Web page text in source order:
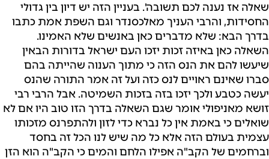
שאלה אז נענה לכם תשובה'. בעניין הזה יש דיון בין גדולי
החסידות, והרבי העניך מאלכסנדר וגם השפת אמת כתבו
בדרך הבא: שלא מדברים כאן באנשים שלא האמינו.
השאלה כאן באיזה זכות יזכו העם ישראל בדורות הבאין
שיעשו להם את הנס הזה כי מתוך הענוה שהייתה בהם
סברו שאינם ראויים לנס כזה ועל זה אמר התורה שהנס
יעשה כטבע ולכך יזכו בזה בזכות השמיטה. אבל הרבי רבי
זושא מאניפולי אומר שגם השאלה בדרך הזו טוב היו אם לא
שואלים כי באמת אין כל נברא כדי לזון ולהתפרנס מזכותו
עצמית בעולם הזה אלא כל מה שיש לנו הכל זה בחסד
וברחמים של הקב"ה אפילו הלחם והמים כי הקב"ה הוא הזן